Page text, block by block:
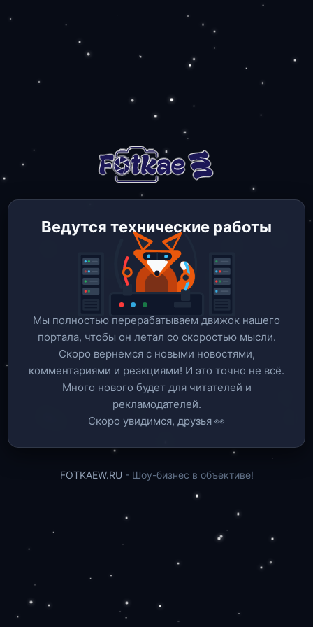
Ведутся технические работы
Мы полностью перерабатываем движок нашего
портала, чтобы он летал со скоростью мысли.
Скоро вернемся c новыми новостями,
комментариями и реакциями! И это точно не всё.
Много нового будет для читателей и
рекламодателей.
Скоро увидимся, друзья 👀
FOTKAEW.RU - Шоу-бизнес в объективе!